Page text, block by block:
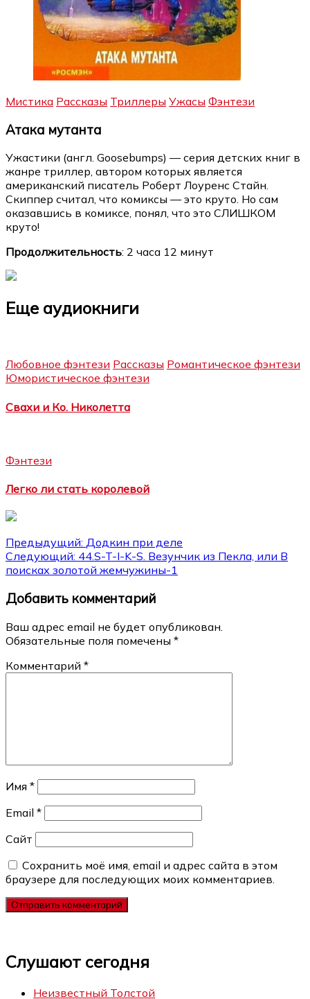
Мистика Рассказы Триллеры Ужасы Фэнтези
Атака мутанта
Ужастики (англ. Goosebumps) — серия детских книг в
жанре триллер, автором которых является
американский писатель Роберт Лоуренс Стайн.
Скиппер считал, что комиксы — это круто. Но сам
оказавшись в комиксе, понял, что это СЛИШКОМ
круто!
Продолжительность: 2 часа 12 минут
Еще аудиокниги
Любовное фэнтези Рассказы Романтическое фэнтези
Юмористическое фэнтези
Свахи и Ко. Николетта
Фэнтези
Легко ли стать королевой
Навигация
по
записям
Предыдущий: Додкин при деле
Следующий: 44.S-T-I-K-S. Везунчик из Пекла, или В
поисках золотой жемчужины-1
Добавить комментарий
Ваш адрес email не будет опубликован.
Обязательные поля помечены *
Комментарий *
Имя *
Email *
Сайт
Сохранить моё имя, email и адрес сайта в этом
браузере для последующих моих комментариев.
Слушают сегодня
Неизвестный Толстой